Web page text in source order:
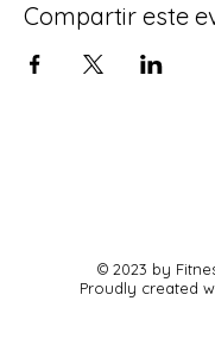
Compartir este
© 2023 by
Proudly created